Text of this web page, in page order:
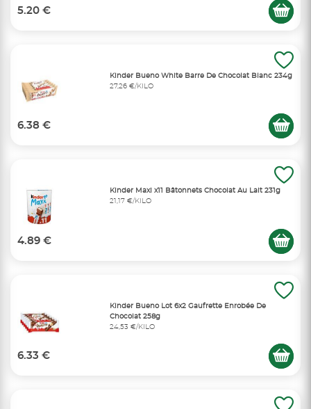
5.20 €
Kinder Bueno White Barre De Chocolat Blanc 234g
27,26 €/KILO
6.38 €
Kinder Maxi x11 Bâtonnets Chocolat Au Lait 231g
21,17 €/KILO
4.89 €
Kinder Bueno Lot 6x2 Gaufrette Enrobée De
Chocolat 258g
24,53 €/KILO
6.33 €